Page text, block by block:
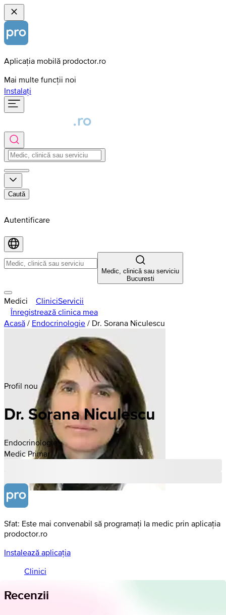
Aplicația mobilă prodoctor.ro
Mai multe funcții noi
Instalați
Caută
Autentificare
Medic, clinică sau serviciu
Bucuresti
Medici CliniciServicii
Înregistrează clinica mea
Acasă / Endocrinologie / Dr. Sorana Niculescu
Profil nou
Dr. Sorana Niculescu
Endocrinologie
Medic Primar
Sfat: Este mai convenabil să programați la medic prin aplicația
prodoctor.ro
Instalează aplicația
Clinici
Recenzii